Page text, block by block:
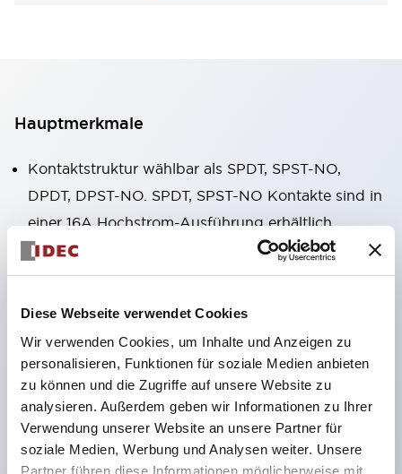
Diese Webseite verwendet Cookies
Wir verwenden Cookies, um Inhalte und Anzeigen zu
personalisieren, Funktionen für soziale Medien anbieten
zu können und die Zugriffe auf unsere Website zu
analysieren. Außerdem geben wir Informationen zu Ihrer
Verwendung unserer Website an unsere Partner für
soziale Medien, Werbung und Analysen weiter. Unsere
Partner führen diese Informationen möglicherweise mit
Hauptmerkmale
Kontaktstruktur wählbar als SPDT, SPST-NO,
DPDT, DPST-NO. SPDT, SPST-NO Kontakte sind in
einer 16A Hochstrom-Ausführung erhältlich.
Gehäusebreite nur 12,7 mm, kompakte Form,
hoher zulässiger Kontaktstrom. RJ1V (einpolig):
hervorragende Dauerhaltbarkeit. Elek-trische
Dauerhaltbarkeit: über 200.000 Schaltzyklen (AC-
Last) Mechanische Dauerhaltbarkeit: über 30
Millionen Schaltzyklen (AC-Spule, SPDT-Kontakt)
Lötversiegelte Struktur